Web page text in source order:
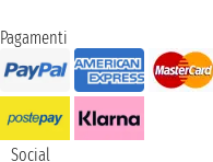
Pagamenti
Social